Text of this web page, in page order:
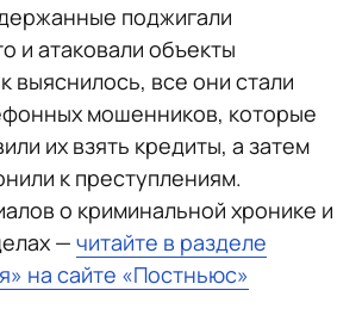
поджигали
и атаковали объекты
выяснилось, все они стали
мошенников, которые
их взять кредиты, а затем
к преступлениям.
о криминальной хронике и
— читайте в разделе
на сайте «Постньюс»